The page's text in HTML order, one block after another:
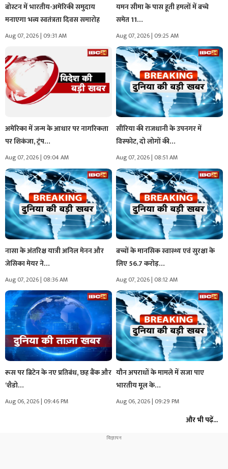
बोस्टन में भारतीय-अमेरिकी समुदाय
मनाएगा भव्य स्वतंत्रता दिवस समारोह
Aug 07, 2026 | 09:31 AM
यमन सीमा के पास हूती हमलों में बच्चे
समेत 11…
Aug 07, 2026 | 09:25 AM
अमेरिका में जन्म के आधार पर नागरिकता
पर शिकंजा, ट्रंप…
Aug 07, 2026 | 09:04 AM
सीरिया की राजधानी के उपनगर में
विस्फोट, दो लोगों की…
Aug 07, 2026 | 08:51 AM
नासा के अंतरिक्ष यात्री अनिल मेनन और
जेसिका मेयर ने…
Aug 07, 2026 | 08:36 AM
बच्चों के मानसिक स्वास्थ्य एवं सुरक्षा के
लिए 56.7 करोड़…
Aug 07, 2026 | 08:12 AM
रूस पर ब्रिटेन के नए प्रतिबंध, छह बैंक और
‘शैडो…
Aug 06, 2026 | 09:46 PM
यौन अपराधों के मामले में सजा पाए
भारतीय मूल के…
Aug 06, 2026 | 09:29 PM
और भी पढ़ें...